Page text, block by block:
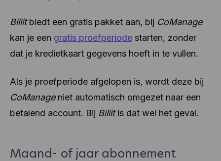
Billitbiedt een gratis pakket aan, bij CoManage
kan je een gratis proefperiode starten, zonder
dat je kredietkaart gegevens hoeft in te vullen.
Als je proefperiode afgelopen is, wordt deze bij
CoManage niet automatisch omgezet naar een
betalend account. Bij Billitis dat wel het geval.
Maand- of jaar abonnement